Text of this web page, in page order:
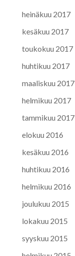
heinäkuu 2017
kesäkuu 2017
toukokuu 2017
huhtikuu 2017
maaliskuu 2017
helmikuu 2017
tammikuu 2017
elokuu 2016
kesäkuu 2016
huhtikuu 2016
helmikuu 2016
joulukuu 2015
lokakuu 2015
syyskuu 2015